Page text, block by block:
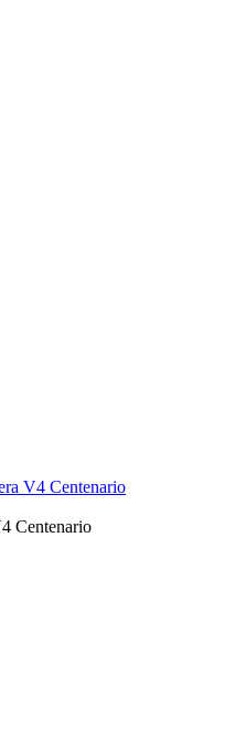
V4 Centenario
Centenario